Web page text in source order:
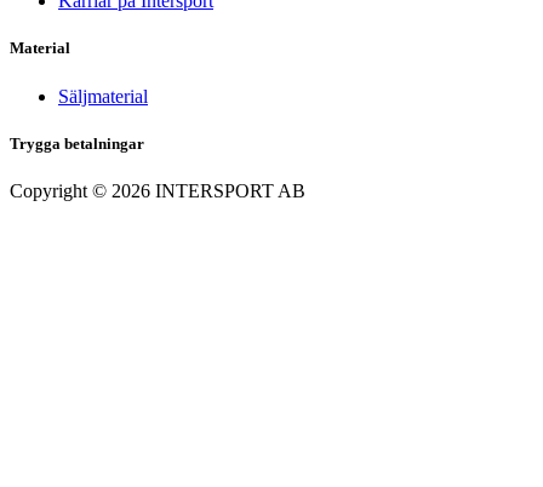
Material
Säljmaterial
Trygga betalningar
Copyright © 2026 INTERSPORT AB